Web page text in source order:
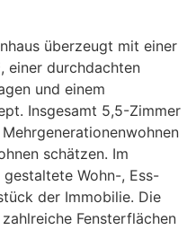
überzeugt mit einer
einer durchdachten
und einem
Insgesamt 5,5-Zimmer
schätzen. Im
Wohn-, Ess-
der Immobilie. Die
Fensterflächen